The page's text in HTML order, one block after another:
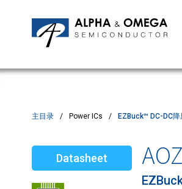
MOSFETs
Motor Control MCU's
TVS
质量与可靠性
客户满意度调查
主目录 Power ICs EZBuck™ DC-DC
Datasheet